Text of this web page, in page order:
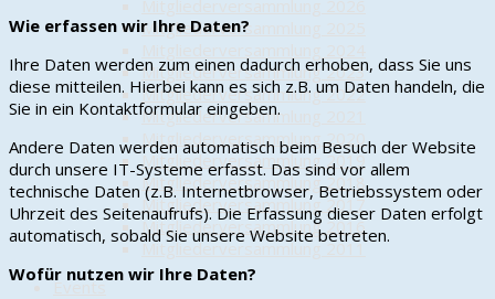
Mitgliederversammlung 2025
Mitgliederversammlung 2023
Mitgliederversammlung 2022
Mitgliederversammlung 2021
Mitgliederversammlung 2020
Mitgliederversammlung 2019
Mitgliederversammlung 2018
Mitgliederversammlung 2017
Mitgliederversammlung 2016
Mitgliederversammlung 2011
Events
Wie erfassen wir Ihre Daten?
Ihre Daten werden zum einen dadurch erhoben, dass Sie uns
diese mitteilen. Hierbei kann es sich z.B. um Daten handeln, die
Sie in ein Kontaktformular eingeben.
Andere Daten werden automatisch beim Besuch der Website
durch unsere IT-Systeme erfasst. Das sind vor allem
technische Daten (z.B. Internetbrowser, Betriebssystem oder
Uhrzeit des Seitenaufrufs). Die Erfassung dieser Daten erfolgt
automatisch, sobald Sie unsere Website betreten.
Wofür nutzen wir Ihre Daten?